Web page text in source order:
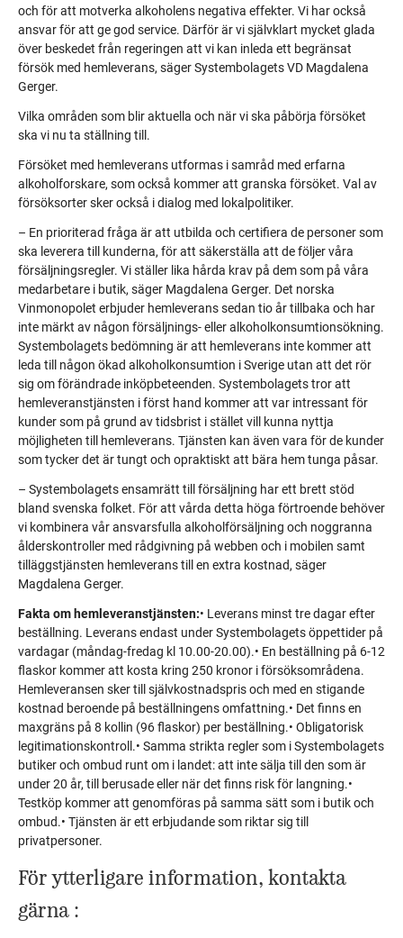
och för att motverka alkoholens negativa effekter. Vi har också
ansvar för att ge god service. Därför är vi självklart mycket glada
över beskedet från regeringen att vi kan inleda ett begränsat
försök med hemleverans, säger Systembolagets VD Magdalena
Gerger.
Vilka områden som blir aktuella och när vi ska påbörja försöket
ska vi nu ta ställning till.
Försöket med hemleverans utformas i samråd med erfarna
alkoholforskare, som också kommer att granska försöket. Val av
försöksorter sker också i dialog med lokalpolitiker.
– En prioriterad fråga är att utbilda och certifiera de personer som
ska leverera till kunderna, för att säkerställa att de följer våra
försäljningsregler. Vi ställer lika hårda krav på dem som på våra
medarbetare i butik, säger Magdalena Gerger. Det norska
Vinmonopolet erbjuder hemleverans sedan tio år tillbaka och har
inte märkt av någon försäljnings- eller alkoholkonsumtionsökning.
Systembolagets bedömning är att hemleverans inte kommer att
leda till någon ökad alkoholkonsumtion i Sverige utan att det rör
sig om förändrade inköpbeteenden. Systembolagets tror att
hemleveranstjänsten i först hand kommer att var intressant för
kunder som på grund av tidsbrist i stället vill kunna nyttja
möjligheten till hemleverans. Tjänsten kan även vara för de kunder
som tycker det är tungt och opraktiskt att bära hem tunga påsar.
– Systembolagets ensamrätt till försäljning har ett brett stöd
bland svenska folket. För att vårda detta höga förtroende behöver
vi kombinera vår ansvarsfulla alkoholförsäljning och noggranna
ålderskontroller med rådgivning på webben och i mobilen samt
tilläggstjänsten hemleverans till en extra kostnad, säger
Magdalena Gerger.
Fakta om hemleveranstjänsten:• Leverans minst tre dagar efter
beställning. Leverans endast under Systembolagets öppettider på
vardagar (måndag-fredag kl 10.00-20.00).• En beställning på 6-12
flaskor kommer att kosta kring 250 kronor i försöksområdena.
Hemleveransen sker till självkostnadspris och med en stigande
kostnad beroende på beställningens omfattning.• Det finns en
maxgräns på 8 kollin (96 flaskor) per beställning.• Obligatorisk
legitimationskontroll.• Samma strikta regler som i Systembolagets
butiker och ombud runt om i landet: att inte sälja till den som är
under 20 år, till berusade eller när det finns risk för langning.•
Testköp kommer att genomföras på samma sätt som i butik och
ombud.• Tjänsten är ett erbjudande som riktar sig till
privatpersoner.
För ytterligare information, kontakta
gärna :